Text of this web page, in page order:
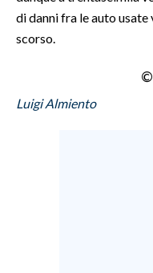
di danni fra le auto usate
scorso.
©
Luigi Almiento